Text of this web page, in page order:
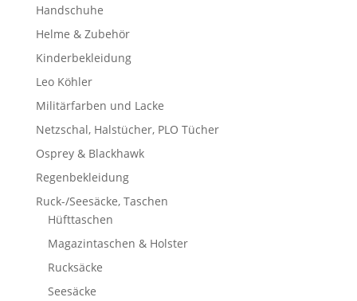
Handschuhe
Helme & Zubehör
Kinderbekleidung
Leo Köhler
Militärfarben und Lacke
Netzschal, Halstücher, PLO Tücher
Osprey & Blackhawk
Regenbekleidung
Ruck-/Seesäcke, Taschen
Hüfttaschen
Magazintaschen & Holster
Rucksäcke
Seesäcke